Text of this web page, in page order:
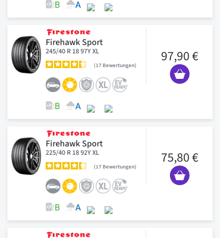
Firehawk Sport
245/40 R 18 97Y XL
17 Bewertungen
97,90 €
Firehawk Sport
225/40 R 18 92Y XL
17 Bewertungen
75,80 €